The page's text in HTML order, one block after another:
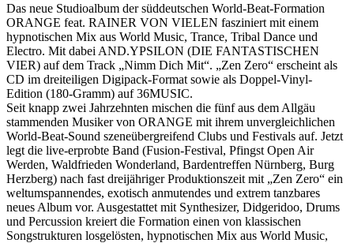
Das neue Studioalbum der süddeutschen World-Beat-Formation
ORANGE feat. RAINER VON VIELEN fasziniert mit einem
hypnotischen Mix aus World Music, Trance, Tribal Dance und
Electro. Mit dabei AND.YPSILON (DIE FANTASTISCHEN
VIER) auf dem Track „Nimm Dich Mit“. „Zen Zero“ erscheint als
CD im dreiteiligen Digipack-Format sowie als Doppel-Vinyl-
Edition (180-Gramm) auf 36MUSIC.
Seit knapp zwei Jahrzehnten mischen die fünf aus dem Allgäu
stammenden Musiker von ORANGE mit ihrem unvergleichlichen
World-Beat-Sound szeneübergreifend Clubs und Festivals auf. Jetzt
legt die live-erprobte Band (Fusion-Festival, Pfingst Open Air
Werden, Waldfrieden Wonderland, Bardentreffen Nürnberg, Burg
Herzberg) nach fast dreijähriger Produktionszeit mit „Zen Zero“ ein
weltumspannendes, exotisch anmutendes und extrem tanzbares
neues Album vor. Ausgestattet mit Synthesizer, Didgeridoo, Drums
und Percussion kreiert die Formation einen von klassischen
Songstrukturen losgelösten, hypnotischen Mix aus World Music,